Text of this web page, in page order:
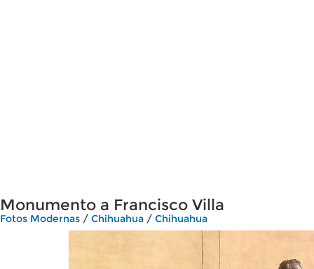
Monumento a Francisco Villa
Fotos Modernas / Chihuahua / Chihuahua